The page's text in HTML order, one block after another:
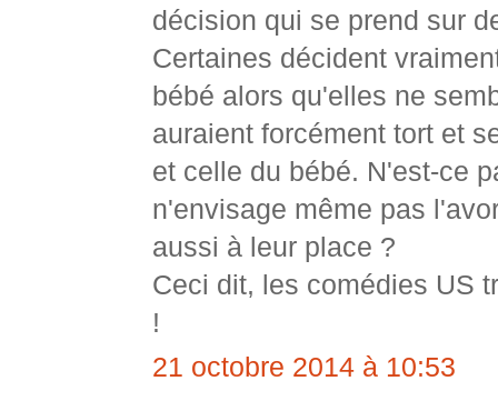
décision qui se prend sur
Certaines décident
bébé alors qu'elles ne
auraient forcément tort et
et celle du bébé. N'est-ce
n'envisage même pas
aussi à leur place ?
Ceci dit, les comédies US
!
21 octobre 2014 à 10:53